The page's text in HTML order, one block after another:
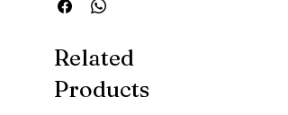
Related
Products